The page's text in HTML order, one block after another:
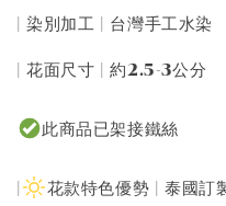
| 染別加工 | 台灣手工水染
| 花面尺寸 | 約2.5-3公分
此商品已架接鐵絲
花款特色優勢 | 泰國訂